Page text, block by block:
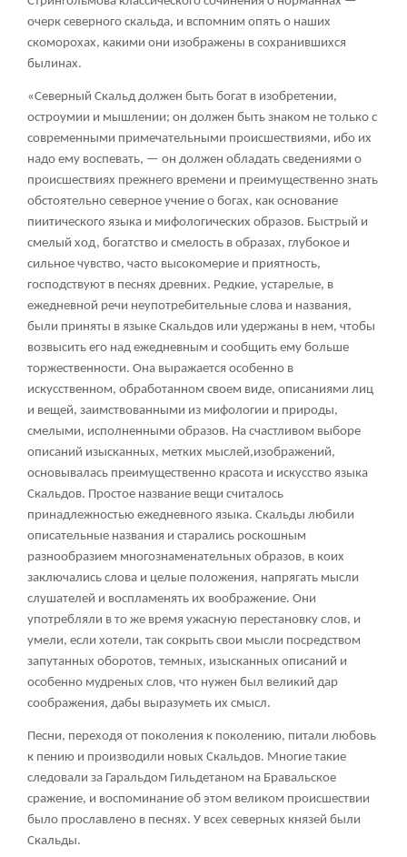
очерк северного скальда, и вспомним опять о наших
скоморохах, какими они изображены в сохранившихся
былинах.
«Северный Скальд должен быть богат в изобретении,
остроумии и мышлении; он должен быть знаком не только с
современными примечательными происшествиями, ибо их
надо ему воспевать, — он должен обладать сведениями о
происшествиях прежнего времени и преимущественно знать
обстоятельно северное учение о богах, как основание
пиитического языка и мифологических образов. Быстрый и
смелый ход, богатство и смелость в образах, глубокое и
сильное чувство, часто высокомерие и приятность,
господствуют в песнях древних. Редкие, устарелые, в
ежедневной речи неупотребительные слова и названия,
были приняты в языке Скальдов или удержаны в нем, чтобы
возвысить его над ежедневным и сообщить ему больше
торжественности. Она выражается особенно в
искусственном, обработанном своем виде, описаниями лиц
и вещей, заимствованными из мифологии и природы,
смелыми, исполненными образов. На счастливом выборе
описаний изысканных, метких мыслей,изображений,
основывалась преимущественно красота и искусство языка
Скальдов. Простое название вещи считалось
принадлежностью ежедневного языка. Скальды любили
описательные названия и старались роскошным
разнообразием многознаменательных образов, в коих
заключались слова и целые положения, напрягать мысли
слушателей и воспламенять их воображение. Они
употребляли в то же время ужасную перестановку слов, и
умели, если хотели, так сокрыть свои мысли посредством
запутанных оборотов, темных, изысканных описаний и
особенно мудреных слов, что нужен был великий дар
соображения, дабы выразуметь их смысл.
Песни, переходя от поколения к поколению, питали любовь
к пению и производили новых Скальдов. Многие такие
следовали за Гаральдом Гильдетаном на Бравальское
сражение, и воспоминание об этом великом происшествии
было прославлено в песнях. У всех северных князей были
Скальды.